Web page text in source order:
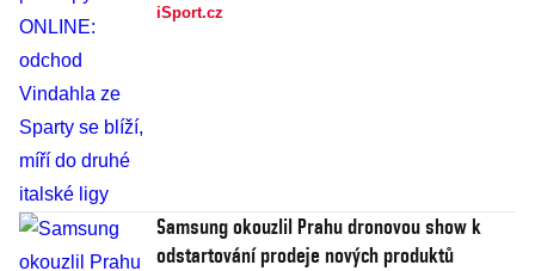
iSport.cz
Samsung okouzlil Prahu dronovou show k
odstartování prodeje nových produktů